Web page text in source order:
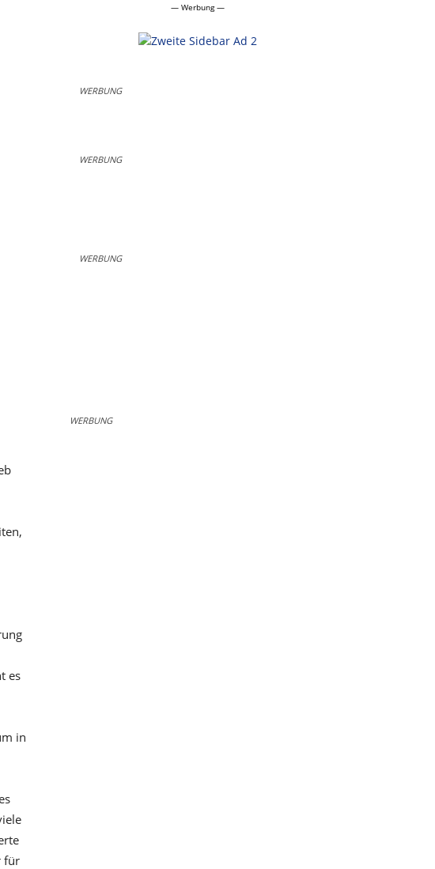
es
in
für
— Werbung —
WERBUNG
WERBUNG
WERBUNG
WERBUNG